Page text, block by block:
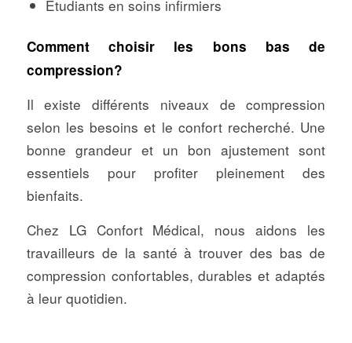
Étudiants en soins infirmiers
Comment choisir les bons bas de
compression?
Il existe différents niveaux de compression
selon les besoins et le confort recherché. Une
bonne grandeur et un bon ajustement sont
essentiels pour profiter pleinement des
bienfaits.
Chez LG Confort Médical, nous aidons les
travailleurs de la santé à trouver des bas de
compression confortables, durables et adaptés
à leur quotidien.